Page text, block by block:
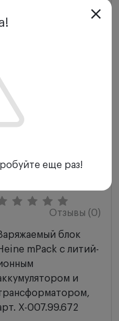
Отзывы (0)
блок
mPack с литий-
и
X-007.99.672
еще раз!